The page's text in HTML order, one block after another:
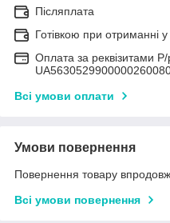
Післяплата
Готівкою при отриманні у
Оплата за реквізитами Р/
Всі умови оплати
Умови повернення
Повернення товару
Всі умови повернення